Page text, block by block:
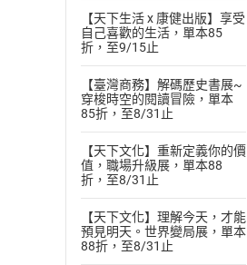
【天下生活 x 康健出版】享受
自己喜歡的生活，單本85
折，至9/15止
【臺灣商務】解碼歷史書展~
穿梭時空的閱讀冒險，單本
85折，至8/31止
【天下文化】重新定義你的價
值，職場升級展，單本88
折，至8/31止
【天下文化】理解今天，才能
預見明天。世界變局展，單本
88折，至8/31止